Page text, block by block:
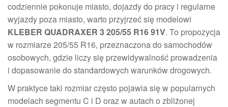
codziennie pokonuje miasto, dojazdy do pracy i regularne
wyjazdy poza miasto, warto przyjrzeć się modelowi
KLEBER QUADRAXER 3 205/55 R16 91V. To propozycja
w rozmiarze 205/55 R16, przeznaczona do samochodów
osobowych, gdzie liczy się przewidywalność prowadzenia
i dopasowanie do standardowych warunków drogowych.
W praktyce taki rozmiar często pojawia się w popularnych
modelach segmentu C i D oraz w autach o zbliżonej